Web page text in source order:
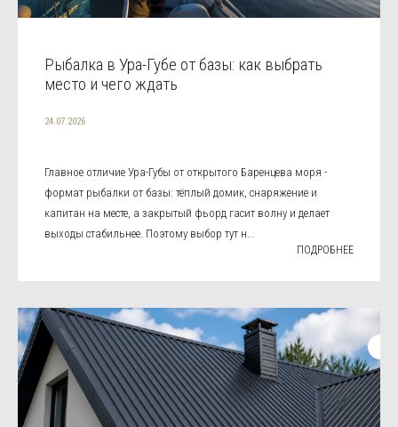
Рыбалка в Ура-Губе от базы: как выбрать
место и чего ждать
24.07.2026
Главное отличие Ура-Губы от открытого Баренцева моря -
формат рыбалки от базы: тёплый домик, снаряжение и
капитан на месте, а закрытый фьорд гасит волну и делает
выходы стабильнее. Поэтому выбор тут н...
ПОДРОБНЕЕ